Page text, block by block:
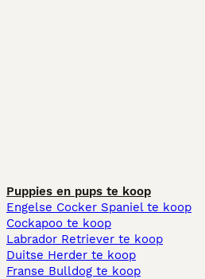
Puppies en pups te koop
Engelse Cocker Spaniel te koop
Cockapoo te koop
Labrador Retriever te koop
Duitse Herder te koop
Franse Bulldog te koop